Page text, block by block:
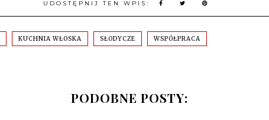
UDOSTĘPNIJ TEN WPIS:
KUCHNIA WŁOSKA SŁODYCZE WSPÓŁPRACA
PODOBNE POSTY: